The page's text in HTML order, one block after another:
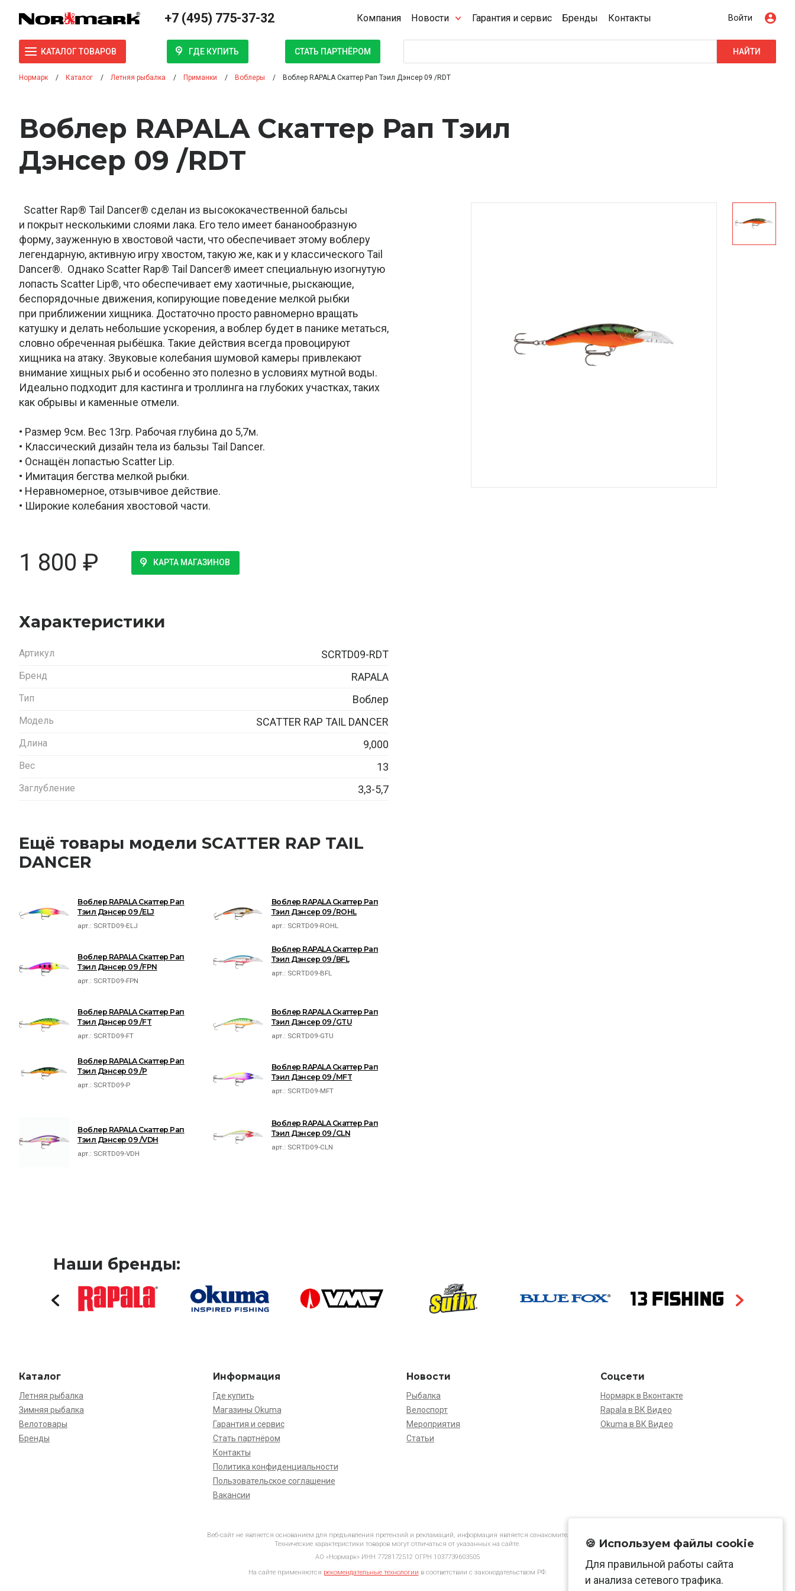
+7 (495) 775-37-32 Компания Новости Гарантия и сервис Бренды Контакты Войти
КАТАЛОГ ТОВАРОВ ГДЕ КУПИТЬ СТАТЬ ПАРТНЁРОМ НАЙТИ
Нормарк Каталог Летняя рыбалка Приманки Воблеры Воблер RAPALA Скаттер Рап Тэил Дэнсер 09 /RDT
Воблер RAPALA Скаттер Рап Тэил
Дэнсер 09 /RDT
Scatter Rap® Tail Dancer® сделан из высококачественной бальсы
и покрыт несколькими слоями лака. Его тело имеет бананообразную
форму, зауженную в хвостовой части, что обеспечивает этому воблеру
легендарную, активную игру хвостом, такую же, как и у классического Tail
Dancer®. Однако Scatter Rap® Tail Dancer® имеет специальную изогнутую
лопасть Scatter Lip®, что обеспечивает ему хаотичные, рыскающие,
беспорядочные движения, копирующие поведение мелкой рыбки
при приближении хищника. Достаточно просто равномерно вращать
катушку и делать небольшие ускорения, а воблер будет в панике метаться,
словно обреченная рыбёшка. Такие действия всегда провоцируют
хищника на атаку. Звуковые колебания шумовой камеры привлекают
внимание хищных рыб и особенно это полезно в условиях мутной воды.
Идеально подходит для кастинга и троллинга на глубоких участках, таких
как обрывы и каменные отмели.
• Размер 9см. Вес 13гр. Рабочая глубина до 5,7м.
• Классический дизайн тела из бальзы Tail Dancer.
• Оснащён лопастью Scatter Lip.
• Имитация бегства мелкой рыбки.
• Неравномерное, отзывчивое действие.
• Широкие колебания хвостовой части.
1 800 ₽ КАРТА МАГАЗИНОВ
Характеристики
Артикул SCRTD09-RDT
Бренд RAPALA
Тип Воблер
Модель SCATTER RAP TAIL DANCER
Длина 9,000
Вес 13
Заглубление 3,3-5,7
Ещё товары модели SCATTER RAP TAIL
DANCER
Воблер RAPALA Скаттер Рап
Тэил Дэнсер 09 /ELJ
арт.: SCRTD09-ELJ
Воблер RAPALA Скаттер Рап
Тэил Дэнсер 09 /ROHL
арт.: SCRTD09-ROHL
Воблер RAPALA Скаттер Рап
Тэил Дэнсер 09 /FPN
арт.: SCRTD09-FPN
Воблер RAPALA Скаттер Рап
Тэил Дэнсер 09 /BFL
арт.: SCRTD09-BFL
Воблер RAPALA Скаттер Рап
Тэил Дэнсер 09 /FT
арт.: SCRTD09-FT
Воблер RAPALA Скаттер Рап
Тэил Дэнсер 09 /GTU
арт.: SCRTD09-GTU
Воблер RAPALA Скаттер Рап
Тэил Дэнсер 09 /P
арт.: SCRTD09-P
Воблер RAPALA Скаттер Рап
Тэил Дэнсер 09 /MFT
арт.: SCRTD09-MFT
Воблер RAPALA Скаттер Рап
Тэил Дэнсер 09 /VDH
арт.: SCRTD09-VDH
Воблер RAPALA Скаттер Рап
Тэил Дэнсер 09 /CLN
арт.: SCRTD09-CLN
Наши бренды:
Каталог
Летняя рыбалка
Зимняя рыбалка
Велотовары
Бренды
Информация
Где купить
Магазины Okuma
Гарантия и сервис
Стать партнёром
Контакты
Политика конфиденциальности
Пользовательское соглашение
Вакансии
Новости
Рыбалка
Велоспорт
Мероприятия
Статьи
Соцсети
Нормарк в Вконтакте
Rapala в ВК Видео
Okuma в ВК Видео
Веб-сайт не является основанием для предъявления претензий и рекламаций, информация является ознакомительной.
Технические характеристики товаров могут отличаться от указанных на сайте.
АО «Нормарк» ИНН 7728172512 ОГРН 1037739603505
На сайте применяются рекомендательные технологии в соответствии с законодательством РФ.
🍪 Используем файлы cookie
Для правильной работы сайта
и анализа сетевого трафика.